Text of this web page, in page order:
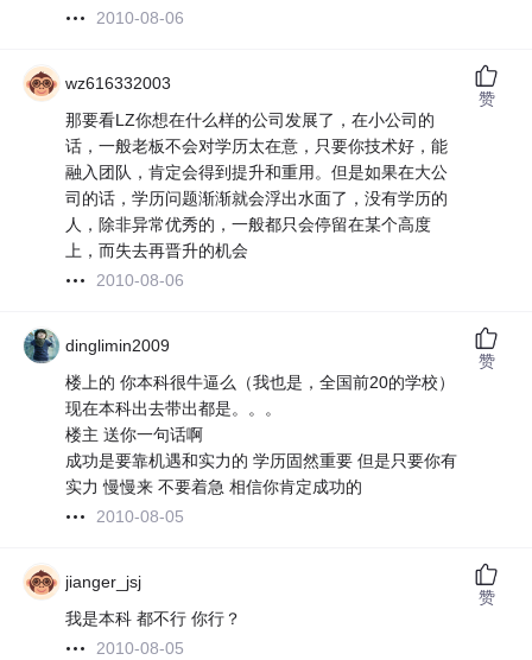
2010-08-06
wz616332003
那要看LZ你想在什么样的公司发展了，在小公司的
话，一般老板不会对学历太在意，只要你技术好，能
融入团队，肯定会得到提升和重用。但是如果在大公
司的话，学历问题渐渐就会浮出水面了，没有学历的
人，除非异常优秀的，一般都只会停留在某个高度
上，而失去再晋升的机会
2010-08-06
赞
dinglimin2009
楼上的 你本科很牛逼么（我也是，全国前20的学校）
现在本科出去带出都是。。。
楼主 送你一句话啊
成功是要靠机遇和实力的 学历固然重要 但是只要你有
实力 慢慢来 不要着急 相信你肯定成功的
2010-08-05
赞
jianger_jsj
我是本科 都不行 你行？
2010-08-05
赞